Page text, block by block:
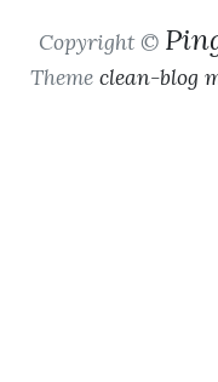
Copyright ©
Theme clean-blog